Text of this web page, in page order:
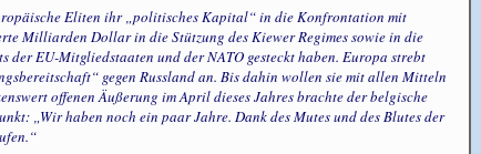
Eliten ihr „politisches Kapital“ in die Konfrontation mit
Milliarden Dollar in die Stützung des Kiewer Regimes sowie in die
der EU-Mitgliedstaaten und der NATO gesteckt haben. Europa strebt
gegen Russland an. Bis dahin wollen sie mit allen Mitteln
offenen Äußerung im April dieses Jahres brachte der belgische
„Wir haben noch ein paar Jahre. Dank des Mutes und des Blutes der